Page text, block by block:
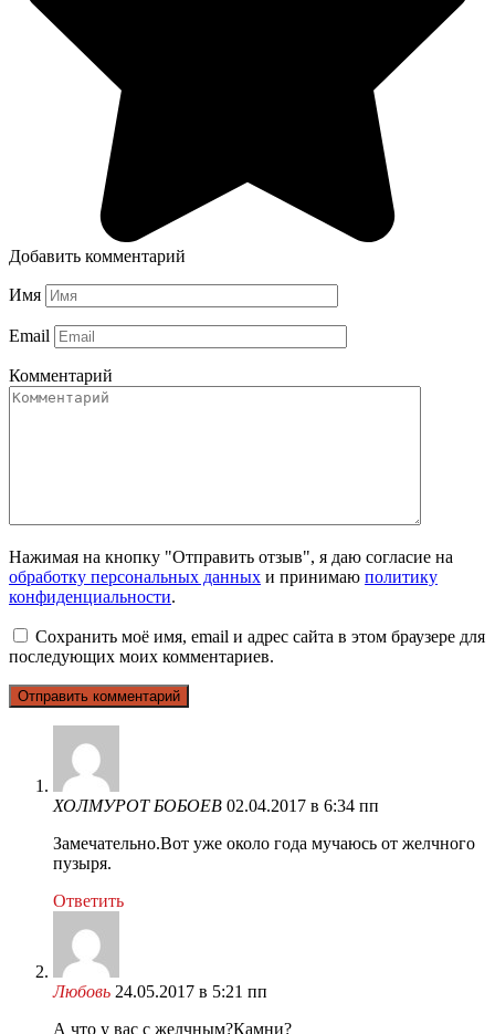
Добавить комментарий
Имя
Email
Комментарий
Нажимая на кнопку "Отправить отзыв", я даю согласие на
обработку персональных данных и принимаю политику
конфиденциальности.
Сохранить моё имя, email и адрес сайта в этом браузере для
последующих моих комментариев.
ХОЛМУРОТ БОБОЕВ 02.04.2017 в 6:34 пп
Замечательно.Вот уже около года мучаюсь от желчного
пузыря.
Ответить
Любовь 24.05.2017 в 5:21 пп
А что у вас с желчным?Камни?